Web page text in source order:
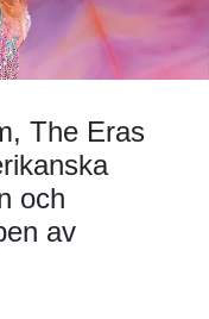
The Eras
och
av